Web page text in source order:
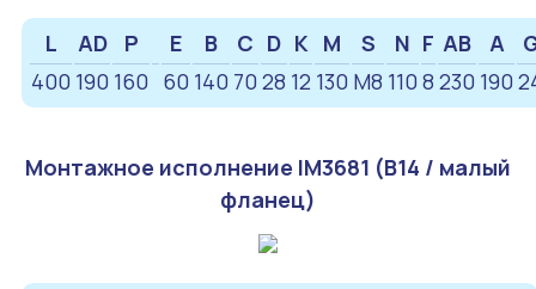
L AD P E B C D K M S N F AB A
400 190 160 60 140 70 28 12 130 М8 110 8 230 190
Монтажное исполнение IM3681 (B14 / малый
фланец)